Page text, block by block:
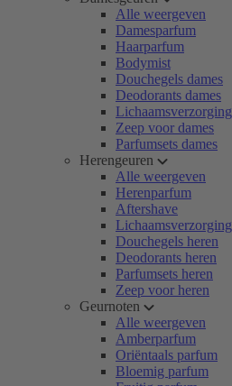
Alle weergeven
Damesparfum
Haarparfum
Bodymist
Douchegels dames
Deodorants dames
Lichaamsverzorging
Zeep voor dames
Parfumsets dames
Herengeuren
Alle weergeven
Herenparfum
Aftershave
Lichaamsverzorging
Douchegels heren
Deodorants heren
Parfumsets heren
Zeep voor heren
Geurnoten
Alle weergeven
Amberparfum
Oriëntaals parfum
Bloemig parfum